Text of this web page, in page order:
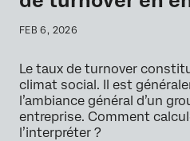
FEB 6, 2026
Le taux de turnover
climat social. Il est
l’ambiance général d’un
entreprise. Comment
l’interpréter ?